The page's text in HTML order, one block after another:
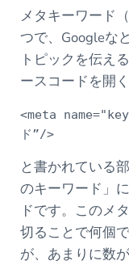
メタキーワード
つで、Googleな
トピックを伝え
ースコードを開
<meta
ド”/>
と書かれている
のキーワード」
ドです。このメ
切ることで何個
が、あまりに数